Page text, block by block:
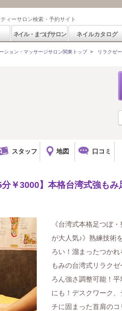
ィーサロン検索・予約サイト
ネイル・まつげサロン ネイルカタログ
ション・マッサージサロン関東トップ> リラクゼ
スタッフ 地図 口コミ
￥3000】本格台湾式強も
《台湾式本格足つぼ
が大人気♪》熟練技術
ろい！溜まったつか
もみの台湾式リラク
ろん強さ調整可能！
にも！デスクワーク
チに固まった首肩の